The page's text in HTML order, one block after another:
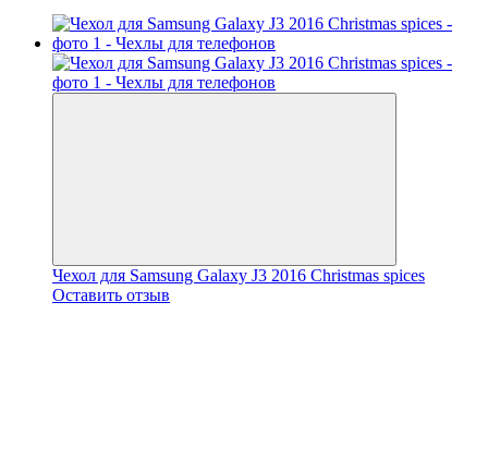
Чехол для Samsung Galaxy J3 2016 Christmas spices
Оставить отзыв